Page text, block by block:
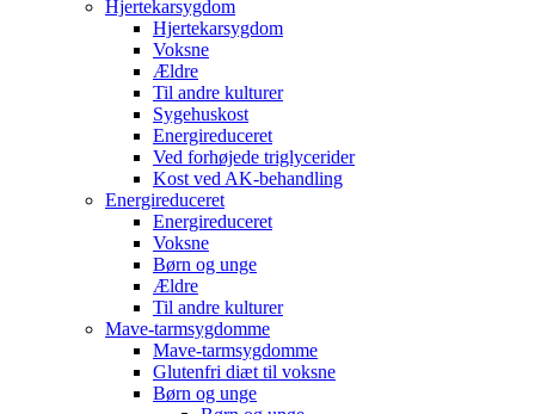
Hjertekarsygdom
Hjertekarsygdom
Voksne
Ældre
Til andre kulturer
Sygehuskost
Energireduceret
Ved forhøjede triglycerider
Kost ved AK-behandling
Energireduceret
Energireduceret
Voksne
Børn og unge
Ældre
Til andre kulturer
Mave-tarmsygdomme
Mave-tarmsygdomme
Glutenfri diæt til voksne
Børn og unge